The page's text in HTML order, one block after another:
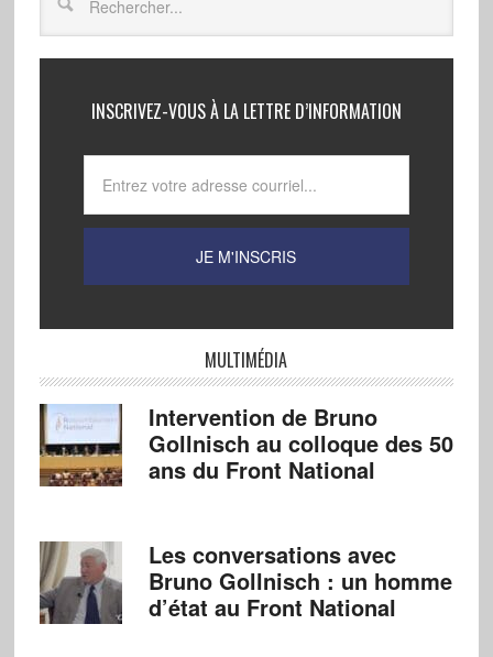
INSCRIVEZ-VOUS À LA LETTRE D’INFORMATION
MULTIMÉDIA
Intervention de Bruno
Gollnisch au colloque des 50
ans du Front National
Les conversations avec
Bruno Gollnisch : un homme
d’état au Front National